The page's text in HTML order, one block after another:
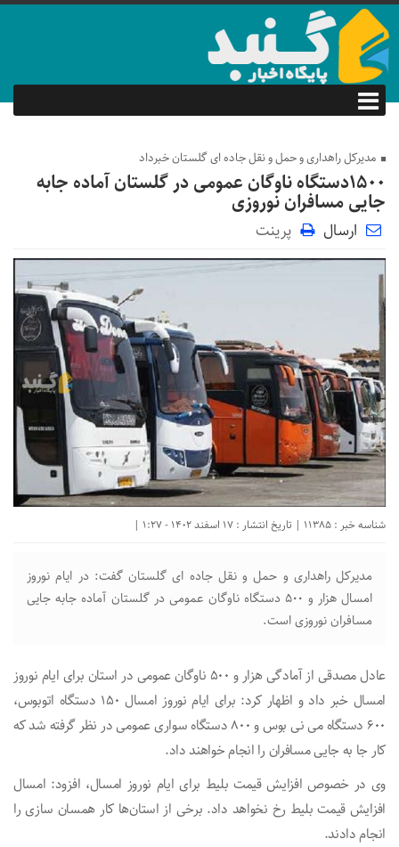
مدیرکل راهداری و حمل و نقل جاده ای گلستان خبرداد
۱۵۰۰دستگاه ناوگان عمومی در گلستان آماده جابه
جایی مسافران نوروزی
ارسال پرینت
شناسه خبر : 11385 | تاریخ انتشار : 17 اسفند 1402 - 1:27 |
مدیرکل راهداری و حمل و نقل جاده ای گلستان گفت: در ایام نوروز
امسال هزار و ۵۰۰ دستگاه ناوگان عمومی در گلستان آماده جابه جایی
مسافران نوروزی است.
عادل مصدقی از آمادگی هزار و ۵۰۰ ناوگان عمومی در استان برای ایام نوروز
امسال خبر داد و اظهار کرد: برای ایام نوروز امسال ۱۵۰ دستگاه اتوبوس،
۶۰۰ دستگاه می نی بوس و ۸۰۰ دستگاه سواری عمومی در نظر گرفته شد که
کار جا به جایی مسافران را انجام خواهند داد.
وی در خصوص افزایش قیمت بلیط برای ایام نوروز امسال، افزود: امسال
افزایش قیمت بلیط رخ نخواهد داد. برخی از استان‌ها کار همسان سازی را
انجام دادند.